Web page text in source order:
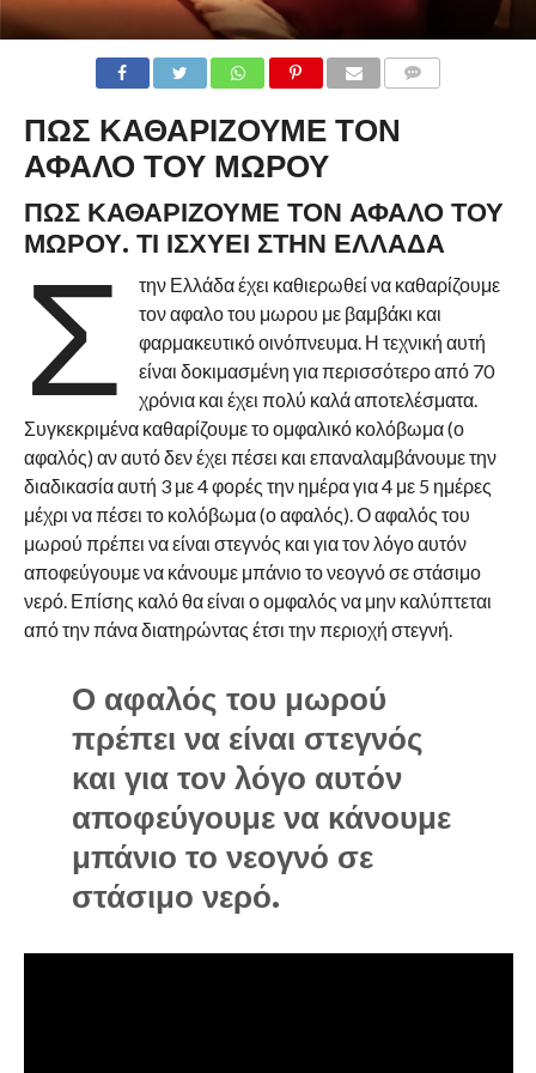
ΠΩΣ ΚΑΘΑΡΙΖΟΥΜΕ ΤΟΝ
ΑΦΑΛΟ ΤΟΥ ΜΩΡΟΥ
ΠΩΣ ΚΑΘΑΡΙΖΟΥΜΕ ΤΟΝ ΑΦΑΛΟ ΤΟΥ
ΜΩΡΟΥ. ΤΙ ΙΣΧΥΕΙ ΣΤΗΝ ΕΛΛΑΔΑ
Σ
την Ελλάδα έχει καθιερωθεί να καθαρίζουμε
τον αφαλο του μωρου με βαμβάκι και
φαρμακευτικό οινόπνευμα. Η τεχνική αυτή
είναι δοκιμασμένη για περισσότερο από 70
χρόνια και έχει πολύ καλά αποτελέσματα.
Συγκεκριμένα καθαρίζουμε το ομφαλικό κολόβωμα (ο
αφαλός) αν αυτό δεν έχει πέσει και επαναλαμβάνουμε την
διαδικασία αυτή 3 με 4 φορές την ημέρα για 4 με 5 ημέρες
μέχρι να πέσει το κολόβωμα (ο αφαλός). Ο αφαλός του
μωρού πρέπει να είναι στεγνός και για τον λόγο αυτόν
αποφεύγουμε να κάνουμε μπάνιο το νεογνό σε στάσιμο
νερό. Επίσης καλό θα είναι ο ομφαλός να μην καλύπτεται
από την πάνα διατηρώντας έτσι την περιοχή στεγνή.
Ο αφαλός του μωρού
πρέπει να είναι στεγνός
και για τον λόγο αυτόν
αποφεύγουμε να κάνουμε
μπάνιο το νεογνό σε
στάσιμο νερό.